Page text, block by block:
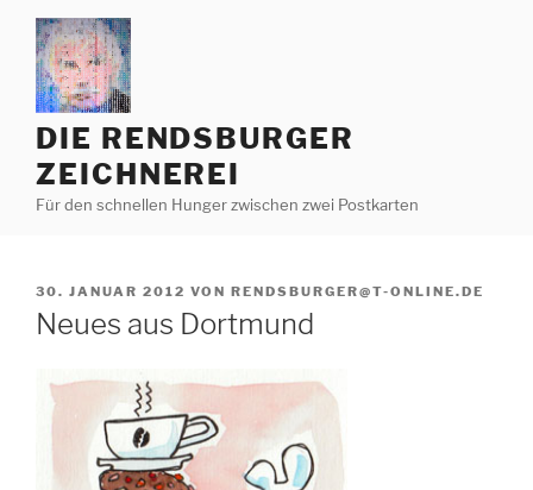
Zum
Inhalt
springen
DIE RENDSBURGER
ZEICHNEREI
Für den schnellen Hunger zwischen zwei Postkarten
VERÖFFENTLICHT
AM
30. JANUAR 2012 VON RENDSBURGER@T-ONLINE.DE
Neues aus Dortmund